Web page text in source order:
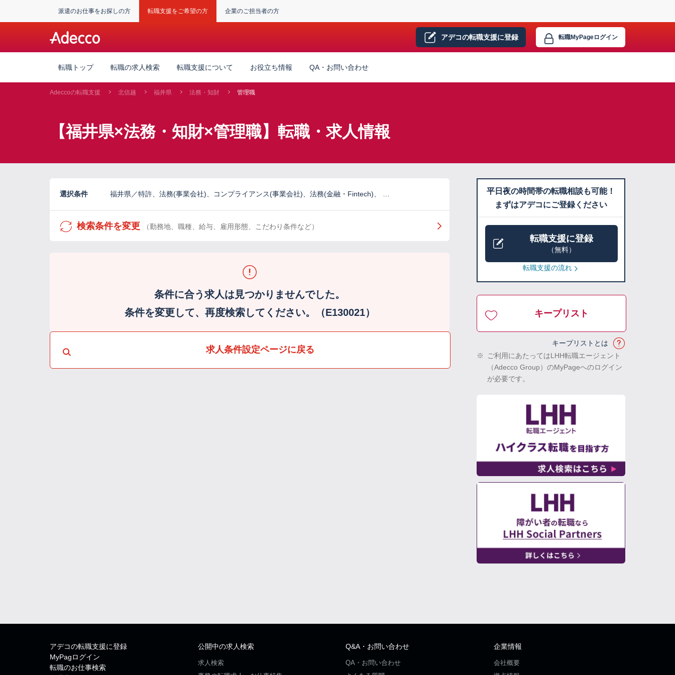
派遣のお仕事をお探しの方 転職支援をご希望の方 企業のご担当者の方
アデコの転職支援に登録 転職MyPageログイン
転職トップ 転職の求人検索 転職支援について お役立ち情報 QA・お問い合わせ
Adeccoの転職支援 北信越 福井県 法務・知財 管理職
【福井県×法務・知財×管理職】転職・求人情報
選択条件 福井県／特許、法務(事業会社)、コンプライアンス(事業会社)、法務(金融・Fintech)、 …
検索条件を変更 （勤務地、職種、給与、雇用形態、こだわり条件など）
条件に合う求人は見つかりませんでした。
条件を変更して、再度検索してください。（E130021）
求人条件設定ページに戻る
平日夜の時間帯の転職相談も可能！
まずはアデコにご登録ください
転職支援に登録
（無料）
転職支援の流れ
キープリスト
キープリストとは
※
ご利用にあたってはLHH転職エージェント
（Adecco Group）のMyPageへのログイン
が必要です。
アデコの転職支援に登録
MyPagログイン
転職のお仕事検索
公開中の求人検索
求人検索
Q&A・お問い合わせ
QA・お問い合わせ
企業情報
会社概要